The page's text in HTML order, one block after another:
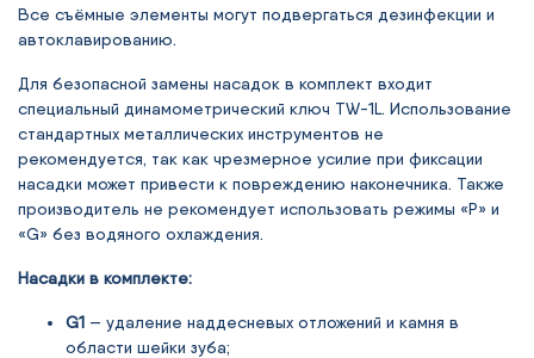
Все съёмные элементы могут подвергаться дезинфекции и
автоклавированию.
Для безопасной замены насадок в комплект входит
специальный динамометрический ключ TW-1L. Использование
стандартных металлических инструментов не
рекомендуется, так как чрезмерное усилие при фиксации
насадки может привести к повреждению наконечника. Также
производитель не рекомендует использовать режимы «P» и
«G» без водяного охлаждения.
Насадки в комплекте:
G1 — удаление наддесневых отложений и камня в
области шейки зуба;